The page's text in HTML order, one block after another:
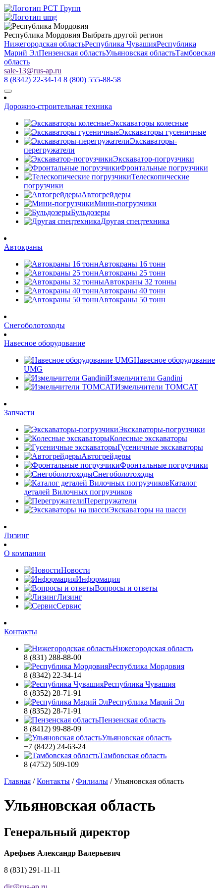
Республика Мордовия Выбрать другой регион
Нижегородская областьРеспублика ЧувашияРеспублика
Марий ЭлПензенская областьУльяновская областьТамбовская
область
sale-13@rus-ap.ru
8 (8342) 22-34-14 8 (800) 555-88-58
Дорожно-строительная техника
Экскаваторы колесные
Экскаваторы гусеничные
Экскаваторы-
перегружатели
Экскаватор-погрузчики
Фронтальные погрузчики
Телескопические
погрузчики
Автогрейдеры
Мини-погрузчики
Бульдозеры
Другая спецтехника
Автокраны
Автокраны 16 тонн
Автокраны 25 тонн
Автокраны 32 тонны
Автокраны 40 тонн
Автокраны 50 тонн
Снегоболотоходы
Навесное оборудование
Навесное оборудование
UMG
Измельчители Gandini
Измельчители TOMCAT
Запчасти
Экскаваторы-погрузчики
Колесные экскаваторы
Гусеничные экскаваторы
Автогрейдеры
Фронтальные погрузчики
Снегоболотоходы
Каталог
деталей Вилочных погрузчиков
Перегружатели
Экскаваторы на шасси
Лизинг
О компании
Новости
Информация
Вопросы и ответы
Лизинг
Сервис
Контакты
Нижегородская область
8 (831) 288-88-00
Республика Мордовия
8 (8342) 22-34-14
Республика Чувашия
8 (8352) 28-71-91
Республика Марий Эл
8 (8352) 28-71-91
Пензенская область
8 (8412) 99-88-09
Ульяновская область
+7 (8422) 24-63-24
Тамбовская область
8 (4752) 509-109
Главная /Контакты /Филиалы /Ульяновская область
Ульяновская область
Генеральный директор
Арефьев Александр Валерьевич
8 (831) 291-11-11